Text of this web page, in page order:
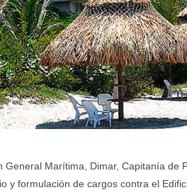
General Marítima, Dimar, Capitanía de
y formulación de cargos contra el